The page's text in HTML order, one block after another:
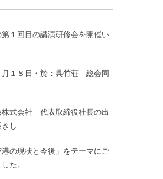
１回目の講演研修会を開催い
月１８日・於：呉竹荘 総会同
株式会社 代表取締役社長の出
し
港の現状と今後」をテーマにご
た。